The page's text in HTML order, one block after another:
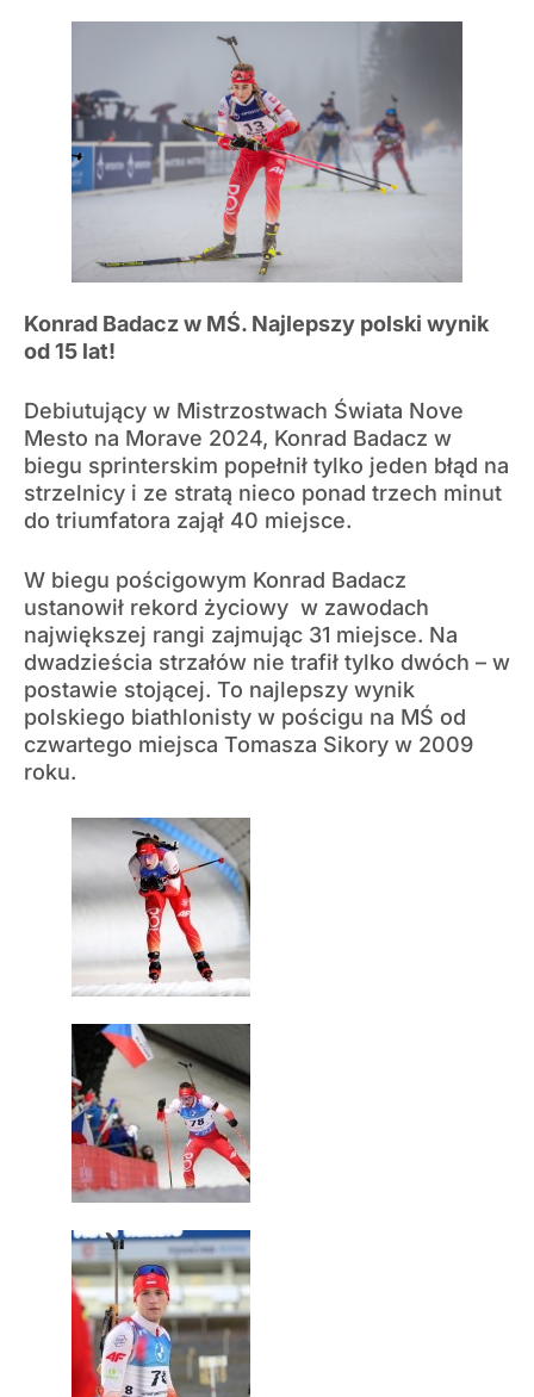
Konrad Badacz w MŚ. Najlepszy polski wynik
od 15 lat!
Debiutujący w Mistrzostwach Świata Nove
Mesto na Morave 2024, Konrad Badacz w
biegu sprinterskim popełnił tylko jeden błąd na
strzelnicy i ze stratą nieco ponad trzech minut
do triumfatora zajął 40 miejsce.
W biegu pościgowym Konrad Badacz
ustanowił rekord życiowy w zawodach
największej rangi zajmując 31 miejsce. Na
dwadzieścia strzałów nie trafił tylko dwóch – w
postawie stojącej. To najlepszy wynik
polskiego biathlonisty w pościgu na MŚ od
czwartego miejsca Tomasza Sikory w 2009
roku.